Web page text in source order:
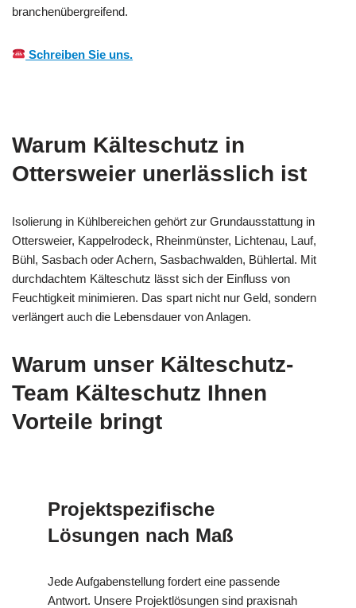
branchenübergreifend.
Schreiben Sie uns.
Warum Kälteschutz in
Ottersweier unerlässlich ist
Isolierung in Kühlbereichen gehört zur Grundausstattung in
Ottersweier, Kappelrodeck, Rheinmünster, Lichtenau, Lauf,
Bühl, Sasbach oder Achern, Sasbachwalden, Bühlertal. Mit
durchdachtem Kälteschutz lässt sich der Einfluss von
Feuchtigkeit minimieren. Das spart nicht nur Geld, sondern
verlängert auch die Lebensdauer von Anlagen.
Warum unser Kälteschutz-
Team Kälteschutz Ihnen
Vorteile bringt
Projektspezifische
Lösungen nach Maß
Jede Aufgabenstellung fordert eine passende
Antwort. Unsere Projektlösungen sind praxisnah